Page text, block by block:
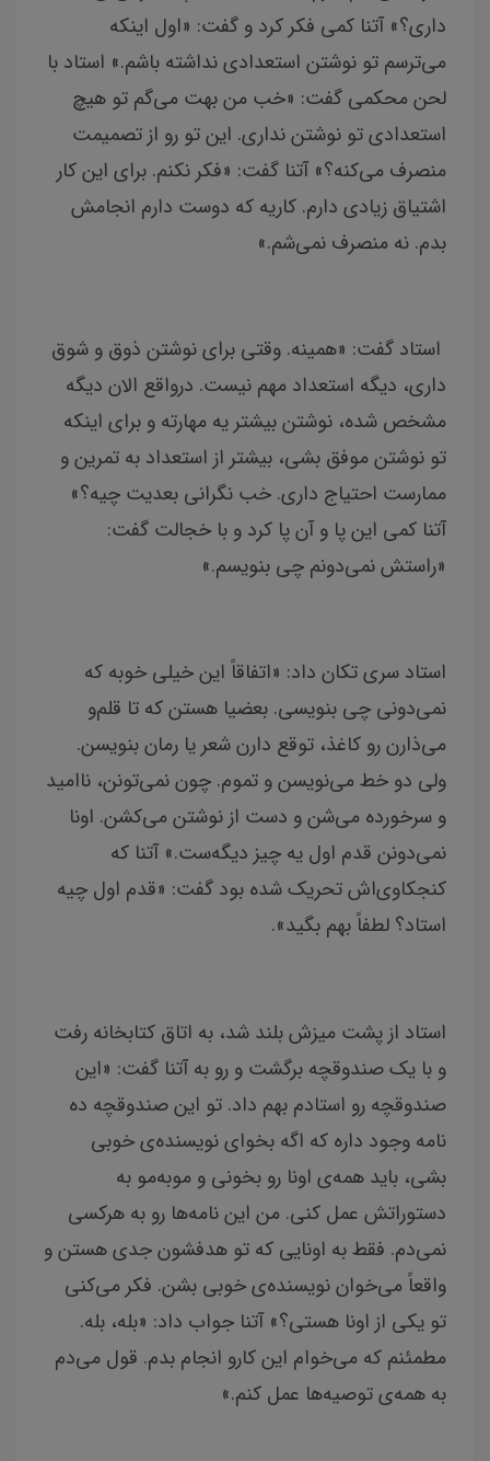
داری؟» آتنا کمی فکر کرد و گفت: «اول اینکه
می‌ترسم تو نوشتن استعدادی نداشته باشم.» استاد با
لحن محکمی گفت: «خب من بهت می‌گم تو هیچ
استعدادی تو نوشتن نداری. این تو رو از تصمیمت
منصرف می‌کنه؟» آتنا گفت: «فکر نکنم. برای این کار
اشتیاق زیادی دارم. کاریه که دوست دارم انجامش
بدم. نه منصرف نمی‌شم.»
استاد گفت: «همینه. وقتی برای نوشتن ذوق‌ و شوق
داری، دیگه استعداد مهم نیست. درواقع الان دیگه
مشخص شده، نوشتن بیشتر یه مهارته و برای اینکه
تو نوشتن موفق بشی، بیشتر از استعداد به تمرین و
ممارست احتیاج داری. خب نگرانی بعدیت چیه؟»
آتنا کمی این پا و آن پا کرد و با خجالت گفت:
«راستش نمی‌دونم چی بنویسم.»
استاد سری تکان داد: «اتفاقاً این خیلی خوبه که
نمی‌دونی چی بنویسی. بعضیا هستن که تا قلم‌و
می‌ذارن رو کاغذ، توقع دارن شعر یا رمان بنویسن.
ولی دو خط می‌نویسن و تموم. چون نمی‌تونن، ناامید
و سرخورده می‌شن و دست از نوشتن می‌کشن. اونا
نمی‌دونن قدم اول یه چیز دیگه‌ست.» آتنا که
کنجکاوی‌اش تحریک شده بود گفت: «قدم اول چیه
استاد؟ لطفاً بهم بگید».
استاد از پشت میزش بلند شد، به اتاق کتابخانه رفت
و با یک صندوقچه برگشت و رو به آتنا گفت: «این
صندوقچه رو استادم بهم داد. تو این صندوقچه ده
نامه وجود داره که اگه بخوای نویسنده‌ی خوبی
بشی، باید همه‌ی اونا رو بخونی و موبه‌مو به
دستوراتش عمل کنی. من این نامه‌ها رو به هرکسی
نمی‌دم. فقط به اونایی که تو هدفشون جدی هستن و
واقعاً می‌خوان نویسنده‌ی خوبی بشن. فکر می‌کنی
تو یکی از اونا هستی؟» آتنا جواب داد: «بله، بله.
مطمئنم که می‌خوام این کارو انجام بدم. قول می‌دم
به همه‌ی توصیه‌ها عمل کنم.»